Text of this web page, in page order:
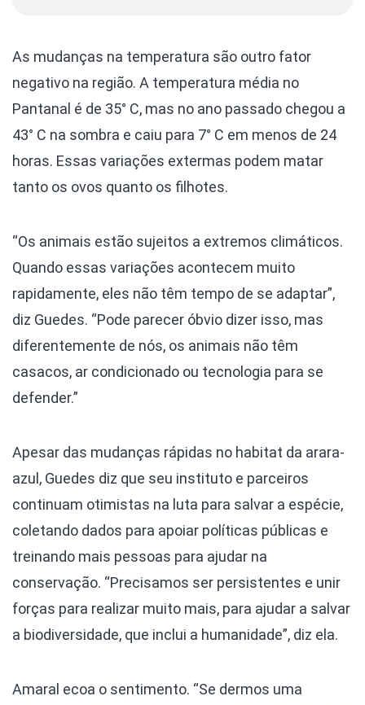
As mudanças na temperatura são outro fator
negativo na região. A temperatura média no
Pantanal é de 35° C, mas no ano passado chegou a
43° C na sombra e caiu para 7° C em menos de 24
horas. Essas variações extermas podem matar
tanto os ovos quanto os filhotes.
“Os animais estão sujeitos a extremos climáticos.
Quando essas variações acontecem muito
rapidamente, eles não têm tempo de se adaptar”,
diz Guedes. “Pode parecer óbvio dizer isso, mas
diferentemente de nós, os animais não têm
casacos, ar condicionado ou tecnologia para se
defender.”
Apesar das mudanças rápidas no habitat da arara-
azul, Guedes diz que seu instituto e parceiros
continuam otimistas na luta para salvar a espécie,
coletando dados para apoiar políticas públicas e
treinando mais pessoas para ajudar na
conservação. “Precisamos ser persistentes e unir
forças para realizar muito mais, para ajudar a salvar
a biodiversidade, que inclui a humanidade”, diz ela.
Amaral ecoa o sentimento. “Se dermos uma